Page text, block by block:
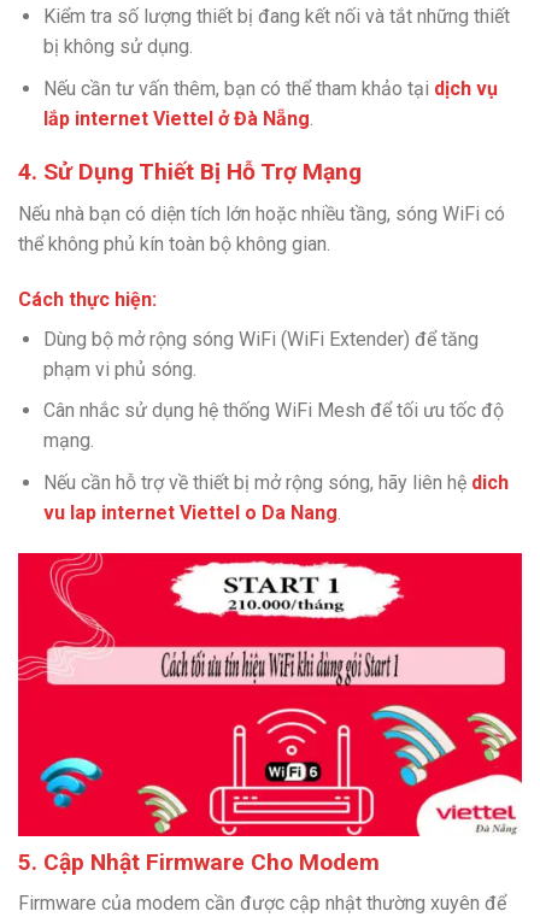
Kiểm tra số lượng thiết bị đang kết nối và tắt những thiết
bị không sử dụng.
Nếu cần tư vấn thêm, bạn có thể tham khảo tại dịch vụ
lắp internet Viettel ở Đà Nẵng
4. Sử Dụng Thiết Bị Hỗ Trợ Mạng
Nếu nhà bạn có diện tích lớn hoặc nhiều tầng, sóng WiFi có
thể không phủ kín toàn bộ không gian.
Cách thực hiện:
Dùng bộ mở rộng sóng WiFi (WiFi Extender) để tăng
phạm vi phủ sóng.
Cân nhắc sử dụng hệ thống WiFi Mesh để tối ưu tốc độ
mạng.
Nếu cần hỗ trợ về thiết bị mở rộng sóng, hãy liên hệ dich
vu lap internet Viettel o Da Nang.
5. Cập Nhật Firmware Cho Modem
Firmware của modem cần được cập nhật thường xuyên để